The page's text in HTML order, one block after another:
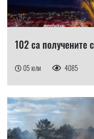
102 са получените
05 юли 4085